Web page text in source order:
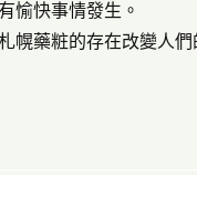
愉快事情發生。
藥粧的存在改變人們